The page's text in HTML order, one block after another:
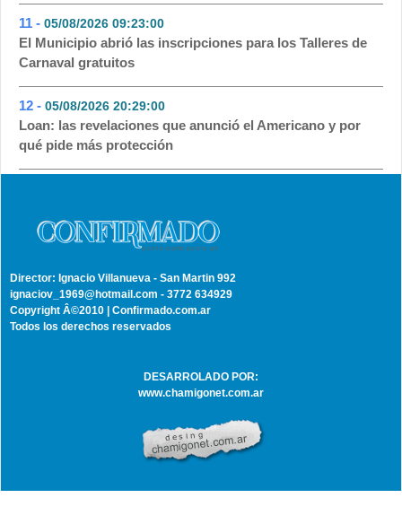
11 - 05/08/2026 09:23:00
El Municipio abrió las inscripciones para los Talleres de
Carnaval gratuitos
12 - 05/08/2026 20:29:00
Loan: las revelaciones que anunció el Americano y por
qué pide más protección
Director: Ignacio Villanueva - San Martin 992
ignaciov_1969@hotmail.com - 3772 634929
Copyright Â©2010 | Confirmado.com.ar
Todos los derechos reservados
DESARROLADO POR:
www.chamigonet.com.ar